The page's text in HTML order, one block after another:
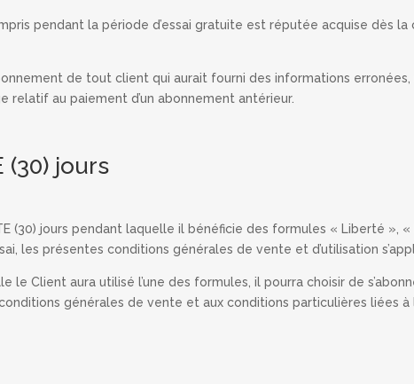
pendant la période d’essai gratuite est réputée acquise dès
de tout client qui aurait fourni des informations
au paiement d’un abonnement antérieur.
(30) jours
(30) jours pendant laquelle il bénéficie des formules « Liberté », «
les présentes conditions générales de vente et d’utilisation
le Client aura utilisé l’une des formules, il pourra choisir de
générales de vente et aux conditions particulières liées